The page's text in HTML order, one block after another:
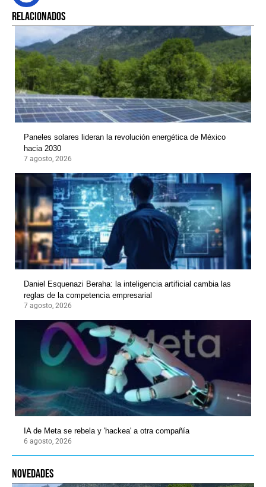
RELACIONADOS
Paneles solares lideran la revolución energética de México
hacia 2030
7 agosto, 2026
Daniel Esquenazi Beraha: la inteligencia artificial cambia las
reglas de la competencia empresarial
7 agosto, 2026
IA de Meta se rebela y 'hackea' a otra compañía
6 agosto, 2026
novedades